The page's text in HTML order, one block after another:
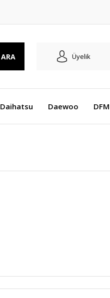
ARA Üyelik
Daihatsu Daewoo DFM